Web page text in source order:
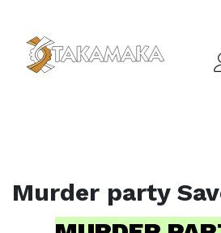
Murder party